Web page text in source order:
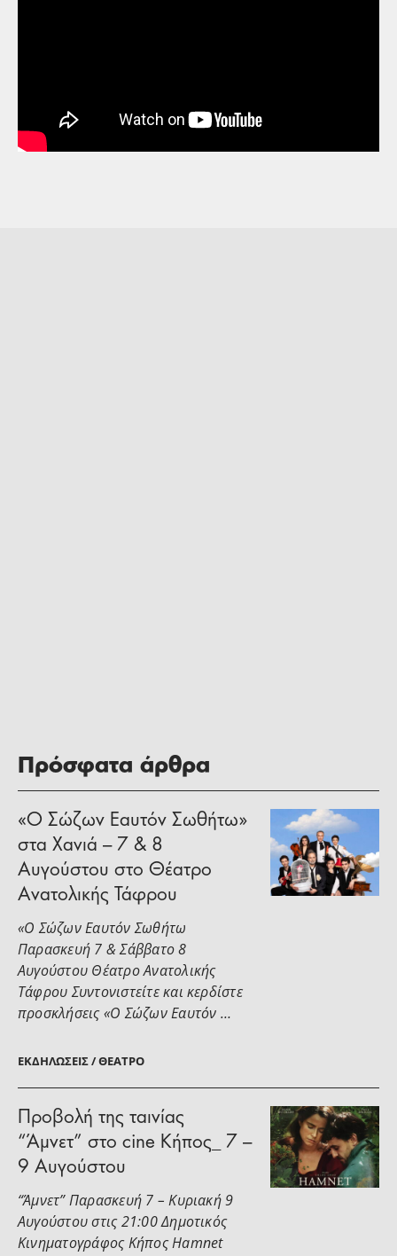
Πρόσφατα άρθρα
ΕΚΔΗΛΏΣΕΙΣ / ΘΈΑΤΡΟ
«Ο Σώζων Εαυτόν Σωθήτω»
στα Χανιά – 7 & 8
Αυγούστου στο Θέατρο
Ανατολικής Τάφρου
«Ο Σώζων Εαυτόν Σωθήτω
Παρασκευή 7 & Σάββατο 8
Αυγούστου Θέατρο Ανατολικής
Τάφρου Συντονιστείτε και κερδίστε
προσκλήσεις «Ο Σώζων Εαυτόν …
Προβολή της ταινίας
“Άμνετ” στο cine Κήπος_ 7 –
9 Αυγούστου
“Άμνετ” Παρασκευή 7 – Κυριακή 9
Αυγούστου στις 21:00 Δημοτικός
Κινηματογράφος Κήπος Hamnet